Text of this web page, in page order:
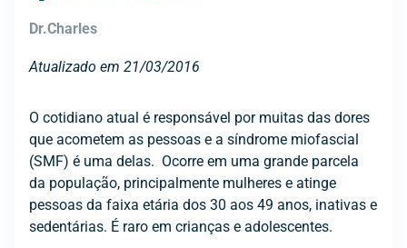
Dr.Charles
Atualizado em 21/03/2016
O cotidiano atual é responsável por muitas das dores
que acometem as pessoas e a síndrome miofascial
(SMF) é uma delas. Ocorre em uma grande parcela
da população, principalmente mulheres e atinge
pessoas da faixa etária dos 30 aos 49 anos, inativas e
sedentárias. É raro em crianças e adolescentes.